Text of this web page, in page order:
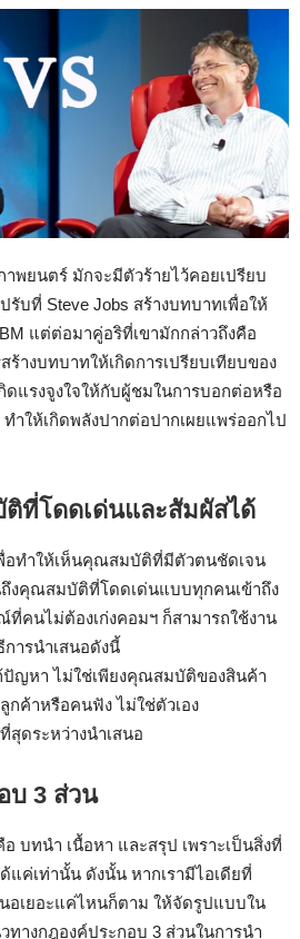
าพยนตร์ มักจะมีตัวร้ายไว้คอยเปรียบ
รับที่ Steve Jobs สร้างบทบาทเพื่อให้
แต่ต่อมาคู่อริที่เขามักกล่าวถึงคือ
ร้างบทบาทให้เกิดการเปรียบเทียบของ
แรงจูงใจให้กับผู้ชมในการบอกต่อหรือ
ำให้เกิดพลังปากต่อปากเผยแพร่ออกไป
ที่โดดเด่นและสัมผัสได้
พื่อทำให้เห็นคุณสมบัติที่มีตัวตนชัดเจน
ถึงคุณสมบัติที่โดดเด่นแบบทุกคนเข้าถึง
ที่คนไม่ต้องเก่งคอมฯ ก็สามารถใช้งาน
ารนำเสนอดังนี้
ปัญหา ไม่ใช่เพียงคุณสมบัติของสินค้า
กค้าหรือคนฟัง ไม่ใช่ตัวเอง
สุดระหว่างนำเสนอ
บ 3 ส่วน
บทนำ เนื้อหา และสรุป เพราะเป็นสิ่งที่
ค่เท่านั้น ดังนั้น หากเรามีไอเดียที่
อเยอะแค่ไหนก็ตาม ให้จัดรูปแบบใน
ทางกฎองค์ประกอบ 3 ส่วนในการนำ